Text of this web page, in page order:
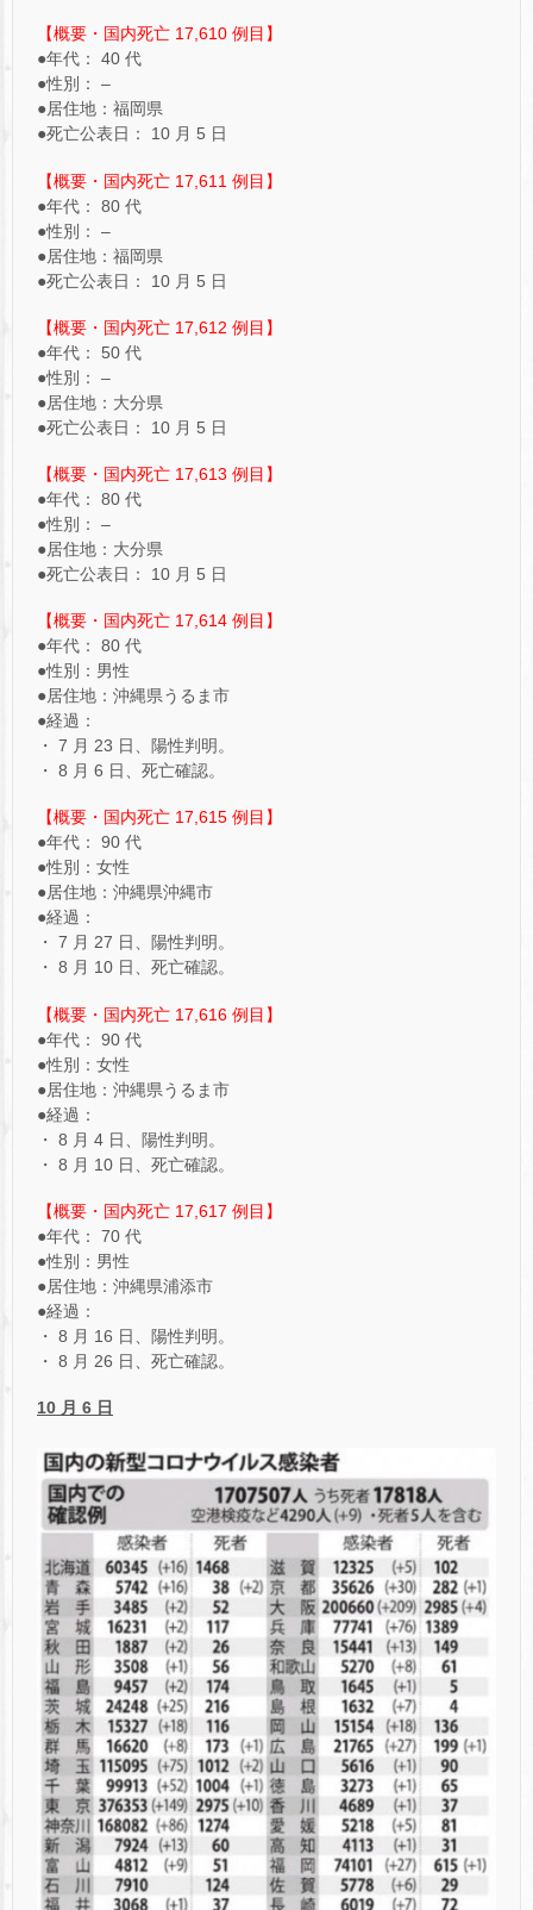
【概要・国内死亡 17,610 ​例目】
●年代： 40 代
●性別： –
●居住地：福岡県
●死亡公表日： 10 月 5 日
【概要・国内死亡 17,611 例目】
●年代： 80 代
●性別： –
●居住地：福岡県
●死亡公表日： 10 月 5 日
【概要・国内死亡 17,612 例目】
●年代： 50 代
●性別： –
●居住地：大分県
●死亡公表日： 10 月 5 日
【概要・国内死亡 17,613 ​例目】
●年代： 80 代
●性別： –
●居住地：大分県
●死亡公表日： 10 月 5 日
【概要・国内死亡 17,614 例目】
●年代： 80 代
●性別：男性
●居住地：沖縄県うるま市
●経過：
・ 7 月 23 日、陽性判明。
・ 8 月 6 日、死亡確認。
【概要・国内死亡 17,615 例目】
●年代： 90 代
●性別：女性
●居住地：沖縄県沖縄市
●経過：
・ 7 月 27 日、陽性判明。
・ 8 月 10 日、死亡確認。
【概要・国内死亡 17,616 ​例目】
●年代： 90 代
●性別：女性
●居住地：沖縄県うるま市
●経過：
・ 8 月 4 日、陽性判明。
・ 8 月 10 日、死亡確認。
【概要・国内死亡 17,617 例目】
●年代： 70 代
●性別：男性
●居住地：沖縄県浦添市
●経過：
・ 8 月 16 日、陽性判明。
・ 8 月 26 日、死亡確認。
10 月 6 日